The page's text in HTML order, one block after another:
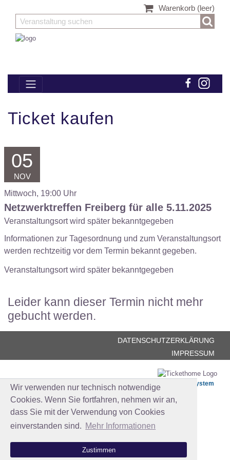
Wir verwenden nur technisch notwendige
Cookies. Wenn Sie fortfahren, nehmen wir an,
dass Sie mit der Verwendung von Cookies
einverstanden sind. Mehr Informationen
Zustimmen
Warenkorb (leer)
Ticket kaufen
05
NOV
Mittwoch, 19:00 Uhr
Netzwerktreffen Freiberg für alle 5.11.2025
Veranstaltungsort wird später bekanntgegeben
Informationen zur Tagesordnung und zum Veranstaltungsort
werden rechtzeitig vor dem Termin bekannt gegeben.
Veranstaltungsort wird später bekanntgegeben
Leider kann dieser Termin nicht mehr
gebucht werden.
DATENSCHUTZERKLÄRUNG
IMPRESSUM
Das einfache Ticketsystem